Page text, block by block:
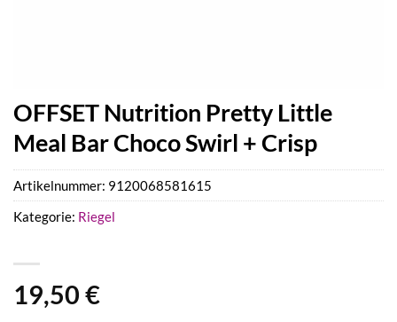
OFFSET Nutrition Pretty Little
Meal Bar Choco Swirl + Crisp
19,50 €
Artikelnummer: 9120068581615
Kategorie: Riegel